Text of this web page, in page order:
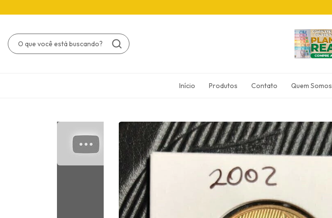
Início Produtos Contato Quem Somos